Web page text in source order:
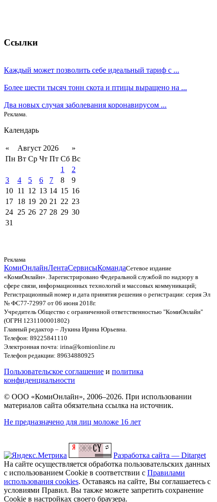
Ссылки
Каждый может позволить себе идеальный тариф с ...
Более шести тысяч тонн скота и птицы выращено на ...
Два новых случая заболевания коронавирусом ...
Реклама.
Календарь
« Август 2026
»
Пн Вт Ср Чт Пт Сб Вс
1
2
3
4 5 6 7 8
9
10 11 12 13 14 15 16
17 18 19 20 21 22 23
24 25 26 27 28 29 30
31
Реклама
КомиОнлайнЛентаСервисыКомандаСетевое издание
«КомиОнлайн». Зарегистрировано Федеральной службой по надзору в
сфере связи, информационных технологий и массовых коммуникаций;
Регистрационный номер и дата принятия решения о регистрации: серия Эл
№ ФС77-72997 от 06 июня 2018г.
Учредитель Общество с ограниченной ответственностью "КомиОнлайн"
(ОГРН 1231100001802)
Главный редактор – Лукина Ирина Юрьевна.
Телефон: 89225841110
Электронная почта: irina@komionline.ru
Телефон редакции: 89634880925
Пользовательское соглашение и политика
конфиденциальности
© ООО «КомиОнлайн», 2006–2026. При использовании
материалов сайта обязательна ссылка на источник.
Не предназначено для лиц моложе 16 лет
Разработка сайта — Ditarget
На сайте осуществляется обработка пользовательских данных
с использованием Cookie в соответствии с Правилами
использования cookies. Оставаясь на сайте, Вы соглашаетесь с
условиями Правил. Вы также можете запретить сохранение
Cookie в настройках своего браузера.